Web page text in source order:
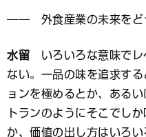
―― 外食産業の未来をど
水留 いろいろな意味でレ
ない。一品の味を追求す
ョンを極めるとか、ある
トランのようにそこでし
か、価値の出し方はいろ